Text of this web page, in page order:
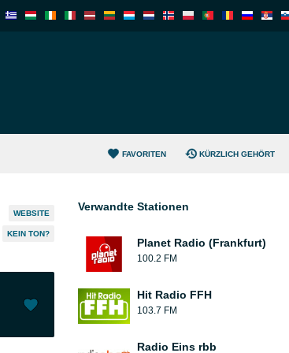
FAVORITEN KÜRZLICH GEHÖRT
WEBSITE
KEIN TON?
Verwandte Stationen
Planet Radio (Frankfurt)
100.2 FM
Hit Radio FFH
103.7 FM
Radio Eins rbb